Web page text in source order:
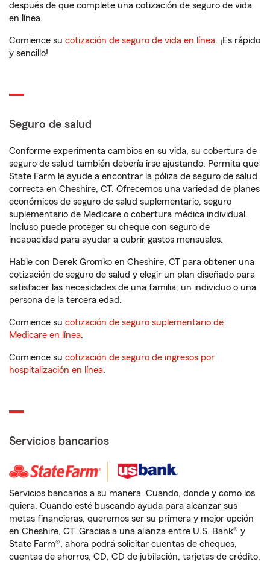
después de que complete una cotización de seguro de vida
en línea.
Comience su cotización de seguro de vida en línea. ¡Es rápido
y sencillo!
Seguro de salud
Conforme experimenta cambios en su vida, su cobertura de
seguro de salud también debería irse ajustando. Permita que
State Farm le ayude a encontrar la póliza de seguro de salud
correcta en Cheshire, CT. Ofrecemos una variedad de planes
económicos de seguro de salud suplementario, seguro
suplementario de Medicare o cobertura médica individual.
Incluso puede proteger su cheque con seguro de
incapacidad para ayudar a cubrir gastos mensuales.
Hable con Derek Gromko en Cheshire, CT para obtener una
cotización de seguro de salud y elegir un plan diseñado para
satisfacer las necesidades de una familia, un individuo o una
persona de la tercera edad.
Comience su cotización de seguro suplementario de
Medicare en línea.
Comience su cotización de seguro de ingresos por
hospitalización en línea.
Servicios bancarios
Servicios bancarios a su manera. Cuando, donde y como los
quiera. Cuando esté buscando ayuda para alcanzar sus
metas financieras, queremos ser su primera y mejor opción
en Cheshire, CT. Gracias a una alianza entre U.S. Bank® y
State Farm®, ahora podrá solicitar cuentas de cheques,
cuentas de ahorros, CD, CD de jubilación, tarjetas de crédito,